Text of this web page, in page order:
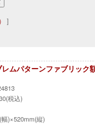
]
ムパターンファブリック
税込)
)×520mm(縦)